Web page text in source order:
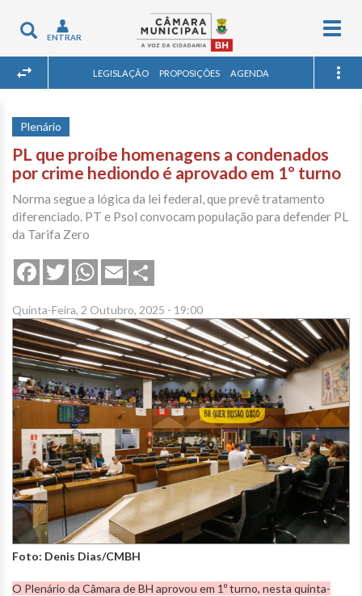
Toggle
navigation
ENTRAR
LEGISLAÇÃO PROPOSIÇÕES AGENDA
Plenário
PL que proíbe homenagens a condenados
por crime hediondo é aprovado em 1º turno
Norma segue a lógica da lei federal, que prevê tratamento
diferenciado. PT e Psol convocam população para defender PL
da Tarifa Zero
FacebookTwitterWhatsApp
Email
Quinta-Feira, 2 Outubro, 2025 - 19:00
Foto: Denis Dias/CMBH
O Plenário da Câmara de BH aprovou em 1º turno, nesta quinta-